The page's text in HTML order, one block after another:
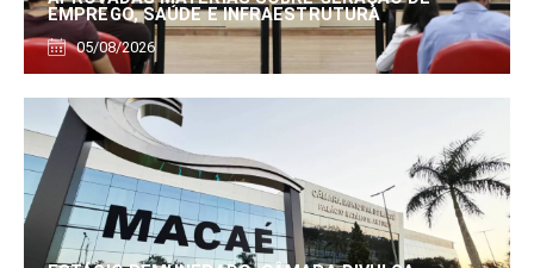
EMPREGO, SAÚDE E INFRAESTRUTURA
05/08/2026